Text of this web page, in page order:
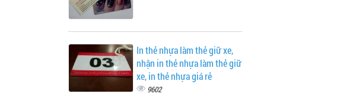
In thẻ nhựa làm thẻ giữ xe,
nhận in thẻ nhựa làm thẻ giữ
xe, in thẻ nhựa giá rẻ
9602